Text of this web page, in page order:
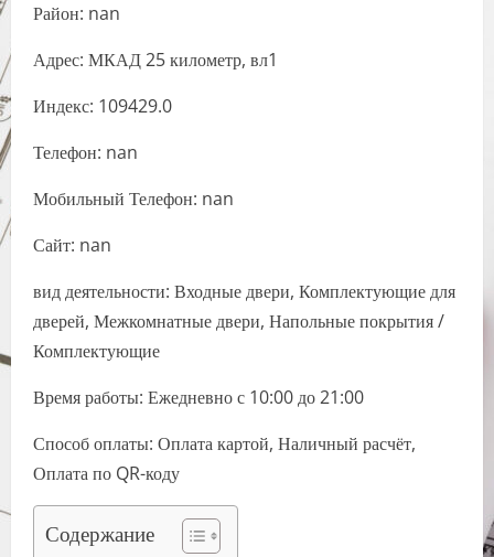
Район: nan
Адрес: МКАД 25 километр, вл1
Индекс: 109429.0
Телефон: nan
Мобильный Телефон: nan
Сайт: nan
вид деятельности: Входные двери, Комплектующие для
дверей, Межкомнатные двери, Напольные покрытия /
Комплектующие
Время работы: Ежедневно с 10:00 до 21:00
Способ оплаты: Оплата картой, Наличный расчёт,
Оплата по QR-коду
Содержание